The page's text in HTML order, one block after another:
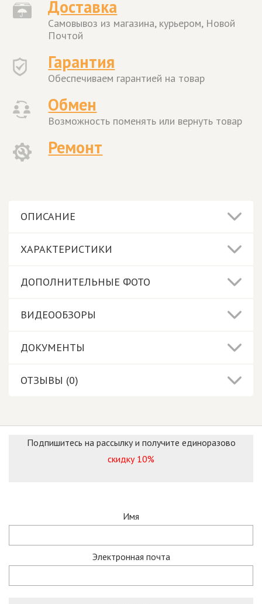
Доставка
Самовывоз из магазина, курьером, Новой
Почтой
Гарантия
Обеспечиваем гарантией на товар
Обмен
Возможность поменять или вернуть товар
Ремонт
ОПИСАНИЕ
ХАРАКТЕРИСТИКИ
ДОПОЛНИТЕЛЬНЫЕ ФОТО
ВИДЕООБЗОРЫ
ДОКУМЕНТЫ
ОТЗЫВЫ (0)
Подпишитесь на рассылку и получите единоразово
скидку 10%
Имя
Электронная почта